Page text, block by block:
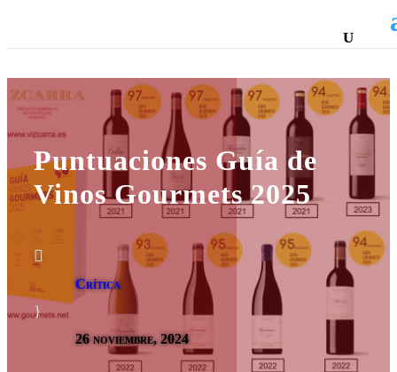
Puntuaciones Guía de
Vinos Gourmets 2025

Crítica
}
26 noviembre, 2024